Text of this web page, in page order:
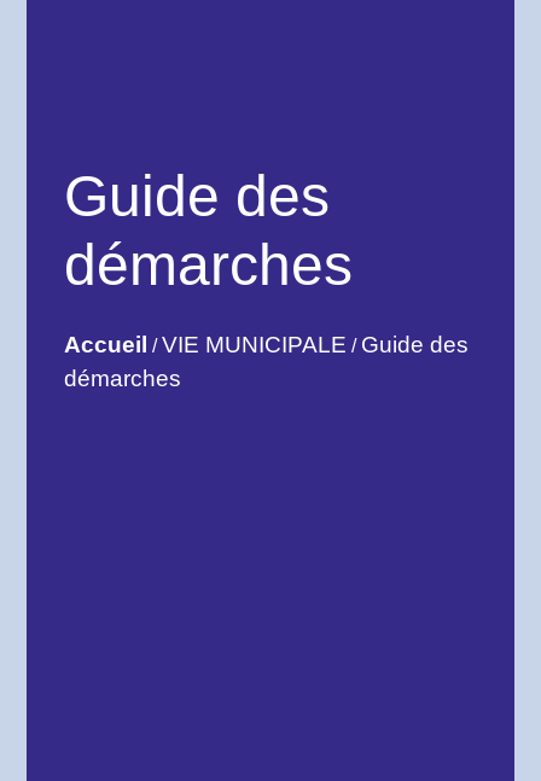
Guide des
démarches
Accueil /VIE MUNICIPALE / Guide des
démarches